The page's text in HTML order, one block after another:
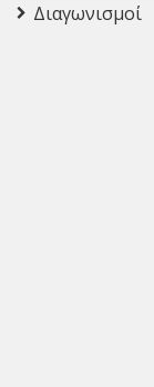
Διαγωνισμοί